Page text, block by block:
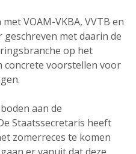
VOAM-VKBA, VVTB en
met daarin de
op het
concrete voorstellen voor
aan de
Staatssecretaris heeft
zomerreces te komen